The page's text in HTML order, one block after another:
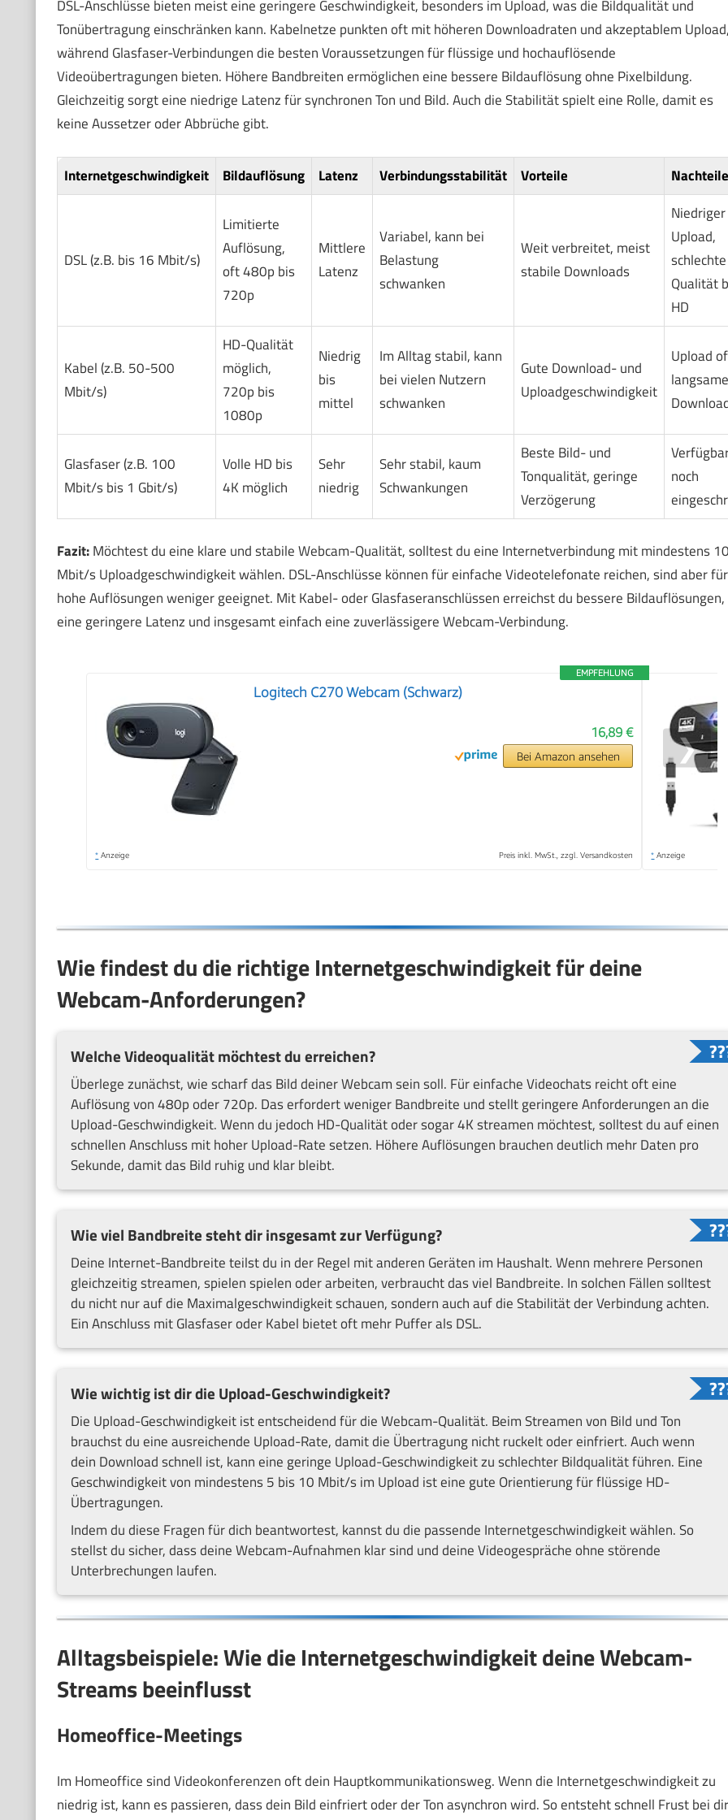
DSL-Anschlüsse bieten meist eine geringere Geschwindigkeit, besonders im Upload, was die Bildqualität und
Tonübertragung einschränken kann. Kabelnetze punkten oft mit höheren Downloadraten und akzeptablem
während Glasfaser-Verbindungen die besten Voraussetzungen für flüssige und hochauflösende
Videoübertragungen bieten. Höhere Bandbreiten ermöglichen eine bessere Bildauflösung ohne Pixelbildung.
Gleichzeitig sorgt eine niedrige Latenz für synchronen Ton und Bild. Auch die Stabilität spielt eine Rolle, damit es
keine Aussetzer oder Abbrüche gibt.
Internetgeschwindigkeit Bildauflösung Latenz Verbindungsstabilität Vorteile Nachteile
DSL (z.B. bis 16 Mbit/s)
Limitierte
Auflösung,
oft 480p bis
720p
Mittlere
Latenz
Variabel, kann bei
Belastung
schwanken
Weit verbreitet, meist
stabile Downloads
Niedriger
Upload,
schlechte
Qualität
HD
Kabel (z.B. 50-500
Mbit/s)
HD-Qualität
möglich,
720p bis
1080p
Niedrig
bis
mittel
Im Alltag stabil, kann
bei vielen Nutzern
schwanken
Gute Download- und
Uploadgeschwindigkeit
Upload
Glasfaser (z.B. 100
Mbit/s bis 1 Gbit/s)
Volle HD bis
4K möglich
Sehr
niedrig
Sehr stabil, kaum
Schwankungen
Beste Bild- und
Tonqualität, geringe
Verzögerung
noch
Fazit:Möchtest du eine klare und stabile Webcam-Qualität, solltest du eine Internetverbindung mit mindestens
Mbit/s Uploadgeschwindigkeit wählen. DSL-Anschlüsse können für einfache Videotelefonate reichen, sind aber für
hohe Auflösungen weniger geeignet. Mit Kabel- oder Glasfaseranschlüssen erreichst du bessere Bildauflösungen,
eine geringere Latenz und insgesamt einfach eine zuverlässigere Webcam-Verbindung.
EMPFEHLUNG
Logitech C270 Webcam (Schwarz)
16,89 €
Bei Amazon ansehen
* Anzeige Preis inkl. MwSt., zzgl. Versandkosten * Anzeige
❯
Wie findest du die richtige Internetgeschwindigkeit für deine
Webcam-Anforderungen?
Welche Videoqualität möchtest du erreichen?
Überlege zunächst, wie scharf das Bild deiner Webcam sein soll. Für einfache Videochats reicht oft eine
Auflösung von 480p oder 720p. Das erfordert weniger Bandbreite und stellt geringere Anforderungen an die
Upload-Geschwindigkeit. Wenn du jedoch HD-Qualität oder sogar 4K streamen möchtest, solltest du auf einen
schnellen Anschluss mit hoher Upload-Rate setzen. Höhere Auflösungen brauchen deutlich mehr Daten pro
Sekunde, damit das Bild ruhig und klar bleibt.
Wie viel Bandbreite steht dir insgesamt zur Verfügung?
Deine Internet-Bandbreite teilst du in der Regel mit anderen Geräten im Haushalt. Wenn mehrere Personen
gleichzeitig streamen, spielen spielen oder arbeiten, verbraucht das viel Bandbreite. In solchen Fällen solltest
du nicht nur auf die Maximalgeschwindigkeit schauen, sondern auch auf die Stabilität der Verbindung achten.
Ein Anschluss mit Glasfaser oder Kabel bietet oft mehr Puffer als DSL.
Wie wichtig ist dir die Upload-Geschwindigkeit?
Die Upload-Geschwindigkeit ist entscheidend für die Webcam-Qualität. Beim Streamen von Bild und Ton
brauchst du eine ausreichende Upload-Rate, damit die Übertragung nicht ruckelt oder einfriert. Auch wenn
dein Download schnell ist, kann eine geringe Upload-Geschwindigkeit zu schlechter Bildqualität führen. Eine
Geschwindigkeit von mindestens 5 bis 10 Mbit/s im Upload ist eine gute Orientierung für flüssige HD-
Übertragungen.
Indem du diese Fragen für dich beantwortest, kannst du die passende Internetgeschwindigkeit wählen. So
stellst du sicher, dass deine Webcam-Aufnahmen klar sind und deine Videogespräche ohne störende
Unterbrechungen laufen.
Alltagsbeispiele: Wie die Internetgeschwindigkeit deine Webcam-
Streams beeinflusst
Homeoffice-Meetings
Im Homeoffice sind Videokonferenzen oft dein Hauptkommunikationsweg. Wenn die Internetgeschwindigkeit zu
niedrig ist, kann es passieren, dass dein Bild einfriert oder der Ton asynchron wird. So entsteht schnell Frust bei dir